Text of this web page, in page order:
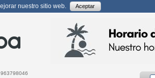
nuestro sitio web. Aceptar
963798046